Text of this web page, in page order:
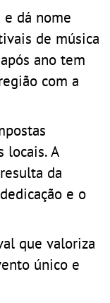
dá nome
de música
ano tem
com a
locais. A
da
e o
que valoriza
único e